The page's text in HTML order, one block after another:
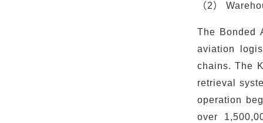
（2）
The Bonded
aviation
chains. The
retrieval
operation
over